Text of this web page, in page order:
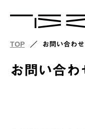
TOP お問い合わせ
お問い合わ